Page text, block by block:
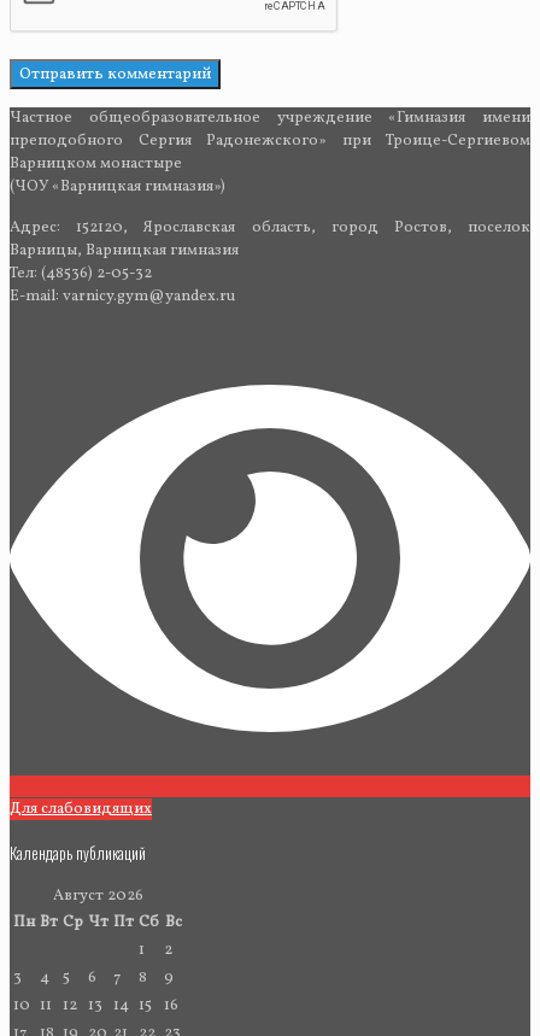
Частное общеобразовательное учреждение «Гимназия имени
преподобного Сергия Радонежского» при Троице-Сергиевом
Варницком монастыре
(ЧОУ «Варницкая гимназия»)
Адрес: 152120, Ярославская область, город Ростов, поселок
Варницы, Варницкая гимназия
Тел: (48536) 2-05-32
E-mail: varnicy.gym@yandex.ru
Для слабовидящих
Календарь публикаций
Август 2026
Пн Вт Ср Чт Пт Сб Вс
1
2
3
4 5 6 7 8
9
10 11 12 13 14 15
16